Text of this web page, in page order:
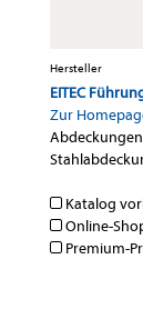
Hersteller
EITEC
Zur
Abdeckungen
Katalog
Online-
Premium-